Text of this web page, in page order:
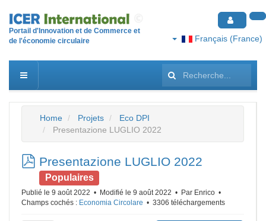
Portail d'Innovation et de Commerce et
de l'économie circulaire
Français (France)
Rechercher
Home Projets
Eco DPI
Presentazione LUGLIO 2022
pdf
Presentazione LUGLIO 2022
Populaires
Publié le 9 août 2022 Modifié le 9 août 2022 Par Enrico
Champs cochés : Economia Circolare 3306 téléchargements